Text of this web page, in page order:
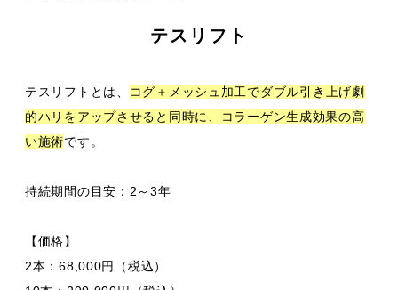
テスリフト
テスリフトとは、
コグ＋メッシュ加工でダブル引き上げ劇
的ハリをアップさせると同時に、コラーゲン生成効果の高
い施術です。
持続期間の目安：2～3年
【価格】
2本：68,000円（税込）